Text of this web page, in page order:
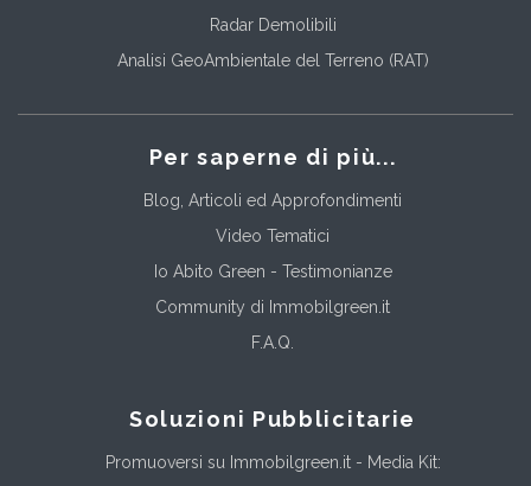
Radar Demolibili
Analisi GeoAmbientale del Terreno (RAT)
Per saperne di più...
Blog, Articoli ed Approfondimenti
Video Tematici
Io Abito Green - Testimonianze
Community di Immobilgreen.it
F.A.Q.
Soluzioni Pubblicitarie
Promuoversi su Immobilgreen.it - Media Kit: